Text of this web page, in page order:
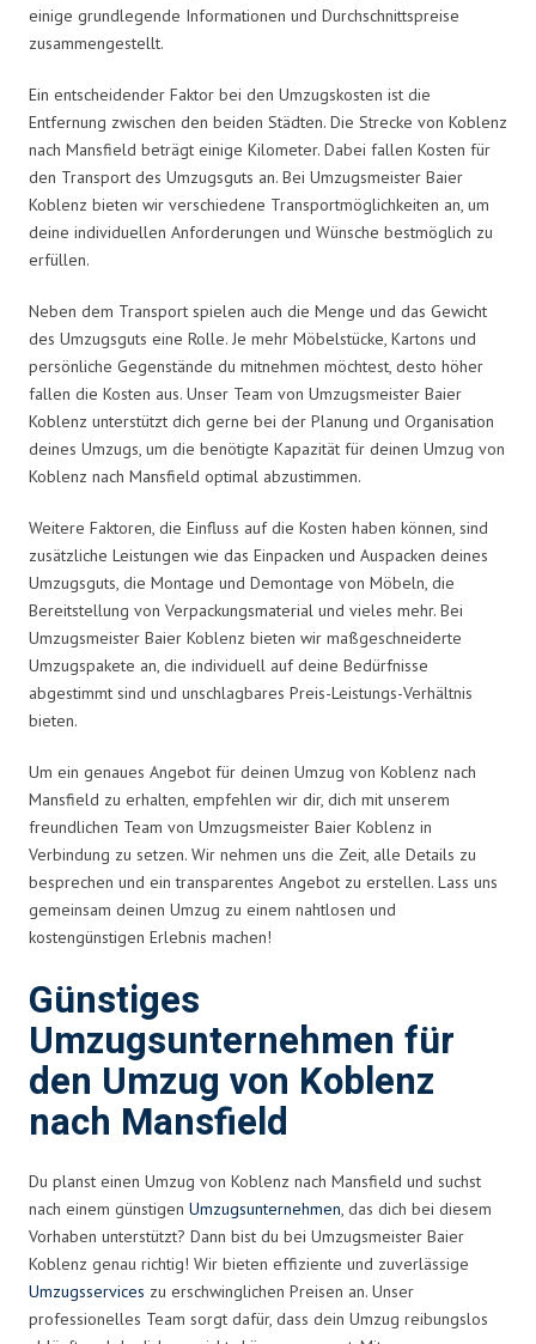
einige grundlegende Informationen und Durchschnittspreise
zusammengestellt.
Ein entscheidender Faktor bei den Umzugskosten ist die
Entfernung zwischen den beiden Städten. Die Strecke von Koblenz
nach Mansfield beträgt einige Kilometer. Dabei fallen Kosten für
den Transport des Umzugsguts an. Bei Umzugsmeister Baier
Koblenz bieten wir verschiedene Transportmöglichkeiten an, um
deine individuellen Anforderungen und Wünsche bestmöglich zu
erfüllen.
Neben dem Transport spielen auch die Menge und das Gewicht
des Umzugsguts eine Rolle. Je mehr Möbelstücke, Kartons und
persönliche Gegenstände du mitnehmen möchtest, desto höher
fallen die Kosten aus. Unser Team von Umzugsmeister Baier
Koblenz unterstützt dich gerne bei der Planung und Organisation
deines Umzugs, um die benötigte Kapazität für deinen Umzug von
Koblenz nach Mansfield optimal abzustimmen.
Weitere Faktoren, die Einfluss auf die Kosten haben können, sind
zusätzliche Leistungen wie das Einpacken und Auspacken deines
Umzugsguts, die Montage und Demontage von Möbeln, die
Bereitstellung von Verpackungsmaterial und vieles mehr. Bei
Umzugsmeister Baier Koblenz bieten wir maßgeschneiderte
Umzugspakete an, die individuell auf deine Bedürfnisse
abgestimmt sind und unschlagbares Preis-Leistungs-Verhältnis
bieten.
Um ein genaues Angebot für deinen Umzug von Koblenz nach
Mansfield zu erhalten, empfehlen wir dir, dich mit unserem
freundlichen Team von Umzugsmeister Baier Koblenz in
Verbindung zu setzen. Wir nehmen uns die Zeit, alle Details zu
besprechen und ein transparentes Angebot zu erstellen. Lass uns
gemeinsam deinen Umzug zu einem nahtlosen und
kostengünstigen Erlebnis machen!
Günstiges
Umzugsunternehmen für
den Umzug von Koblenz
nach Mansfield
Du planst einen Umzug von Koblenz nach Mansfield und suchst
nach einem günstigen Umzugsunternehmen, das dich bei diesem
Vorhaben unterstützt? Dann bist du bei Umzugsmeister Baier
Koblenz genau richtig! Wir bieten effiziente und zuverlässige
Umzugsservices zu erschwinglichen Preisen an. Unser
professionelles Team sorgt dafür, dass dein Umzug reibungslos